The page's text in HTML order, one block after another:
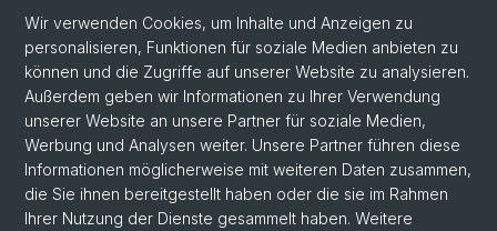
Social Media
Facebook
Twitter
Wir verwenden Cookies, um Inhalte und Anzeigen zu
personalisieren, Funktionen für soziale Medien anbieten zu
können und die Zugriffe auf unserer Website zu analysieren.
Außerdem geben wir Informationen zu Ihrer Verwendung
unserer Website an unsere Partner für soziale Medien,
Werbung und Analysen weiter. Unsere Partner führen diese
Informationen möglicherweise mit weiteren Daten zusammen,
die Sie ihnen bereitgestellt haben oder die sie im Rahmen
Ihrer Nutzung der Dienste gesammelt haben. Weitere